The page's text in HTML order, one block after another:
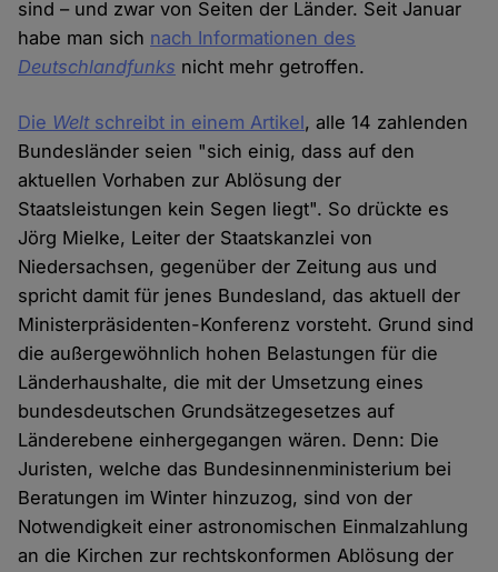
sind – und zwar von Seiten der Länder. Seit Januar
habe man sich nach Informationen des
Deutschlandfunks nicht mehr getroffen.
Die Weltschreibt in einem Artikel, alle 14 zahlenden
Bundesländer seien "sich einig, dass auf den
aktuellen Vorhaben zur Ablösung der
Staatsleistungen kein Segen liegt". So drückte es
Jörg Mielke, Leiter der Staatskanzlei von
Niedersachsen, gegenüber der Zeitung aus und
spricht damit für jenes Bundesland, das aktuell der
Ministerpräsidenten-Konferenz vorsteht. Grund sind
die außergewöhnlich hohen Belastungen für die
Länderhaushalte, die mit der Umsetzung eines
bundesdeutschen Grundsätzegesetzes auf
Länderebene einhergegangen wären. Denn: Die
Juristen, welche das Bundesinnenministerium bei
Beratungen im Winter hinzuzog, sind von der
Notwendigkeit einer astronomischen Einmalzahlung
an die Kirchen zur rechtskonformen Ablösung der